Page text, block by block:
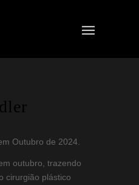
Outubro de 2024.
outubro, trazendo
cirurgião plástico